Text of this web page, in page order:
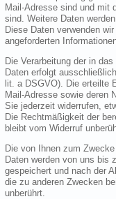
Mail-Adresse sind und mit
sind. Weitere Daten
Diese Daten verwenden
angeforderten
Die Verarbeitung der in
Daten erfolgt
lit. a DSGVO). Die erteilte
Mail-Adresse sowie deren
Sie jederzeit widerrufen,
Die Rechtmäßigkeit der
bleibt vom Widerruf
Die von Ihnen zum
Daten werden von uns bis
gespeichert und nach der
die zu anderen Zwecken
unberührt.